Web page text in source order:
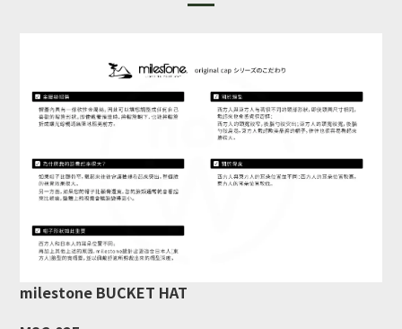
milestone BUCKET HAT